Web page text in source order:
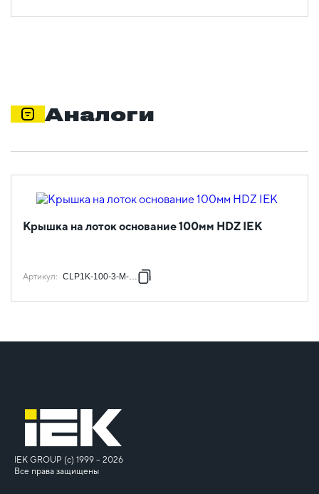
Аналоги
Крышка на лоток основание 100мм HDZ IEK
Артикул: CLP1K-100-3-M-HDZ
IEK GROUP (c) 1999 – 2026
Все права защищены